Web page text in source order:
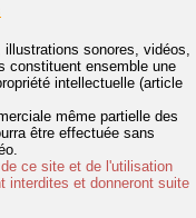
sonores, vidéos,
constituent ensemble une
intellectuelle (article
même partielle des
être effectuée sans
ce site et de l'utilisation
interdites et donneront suite